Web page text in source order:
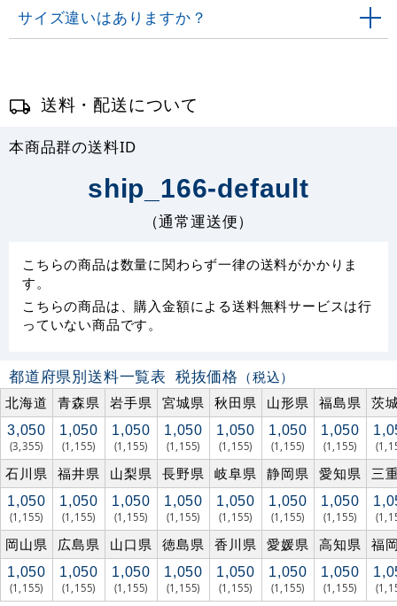
サイズ違いはありますか？
送料・配送について
本商品群の送料ID
ship_166-default
（通常運送便）
こちらの商品は数量に関わらず一律の送料がかかりま
す。
こちらの商品は、購入金額による送料無料サービスは行
っていない商品です。
都道府県別送料一覧表 税抜価格 （税込）
北海道
青森県 岩手県 宮城県 秋田県 山形県 福島県 茨
3,050
(3,355)
1,050
(1,155)
1,050
(1,155)
1,050
(1,155)
1,050
(1,155)
1,050
(1,155)
1,050
(1,155)
石川県 福井県 山梨県 長野県 岐阜県 静岡県 愛知県 三
1,050
(1,155)
1,050
(1,155)
1,050
(1,155)
1,050
(1,155)
1,050
(1,155)
1,050
(1,155)
1,050
(1,155)
岡山県 広島県 山口県 徳島県 香川県 愛媛県 高知県 福
1,050
(1,155)
1,050
(1,155)
1,050
(1,155)
1,050
(1,155)
1,050
(1,155)
1,050
(1,155)
1,050
(1,155)